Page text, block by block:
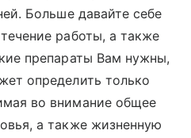
Больше давайте себе
работы, а также
препараты Вам нужны,
определить только
во внимание общее
а также жизненную